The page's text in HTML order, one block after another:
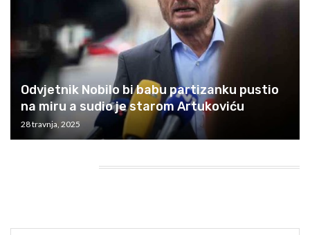
Odvjetnik Nobilo bi babu partizanku pustio
na miru a sudio je starom Artukoviću
28 travnja, 2025